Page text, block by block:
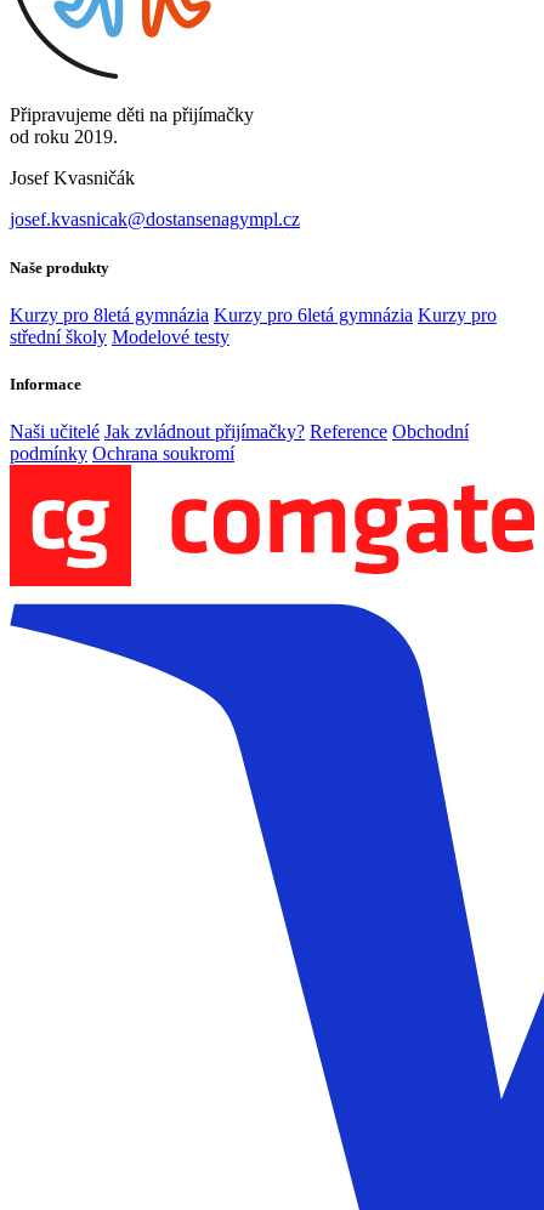
Připravujeme děti na přijímačky
od roku 2019.
Josef Kvasničák
josef.kvasnicak@dostansenagympl.cz
Naše produkty
Kurzy pro 8letá gymnázia Kurzy pro 6letá gymnázia Kurzy pro
střední školy Modelové testy
Informace
Naši učitelé Jak zvládnout přijímačky? Reference Obchodní
podmínky Ochrana soukromí